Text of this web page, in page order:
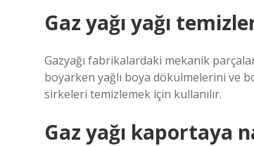
Gaz yağı yağı
Gazyağı fabrikalardaki mekanik
boyarken yağlı boya dökülmelerini ve
sirkeleri temizlemek için kullanılır.
Gaz yağı kaportaya